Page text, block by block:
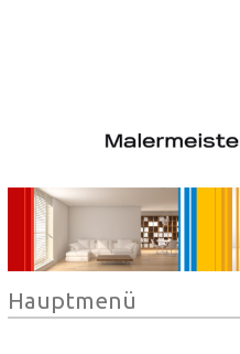
Hauptmenü